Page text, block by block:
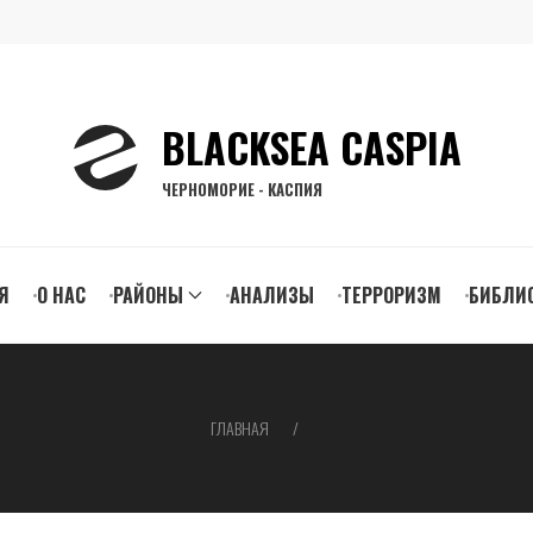
BLACKSEA CASPIA
ЧЕРНОМОРИЕ - КАСПИЯ
О НАС РАЙОНЫ АНАЛИЗЫ ТЕРРОРИЗМ
ГЛАВНАЯ